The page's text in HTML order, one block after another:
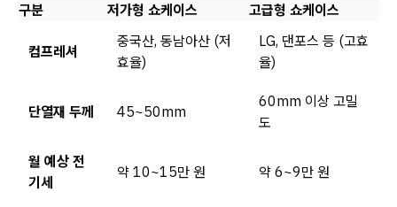
구분 저가형 쇼케이스 고급형 쇼케이스
컴프레셔
중국산, 동남아산 (저
효율)
LG, 댄포스 등 (고효
율)
단열재 두께 45~50mm
60mm 이상 고밀
도
월 예상 전
기세
약 10~15만 원 약 6~9만 원